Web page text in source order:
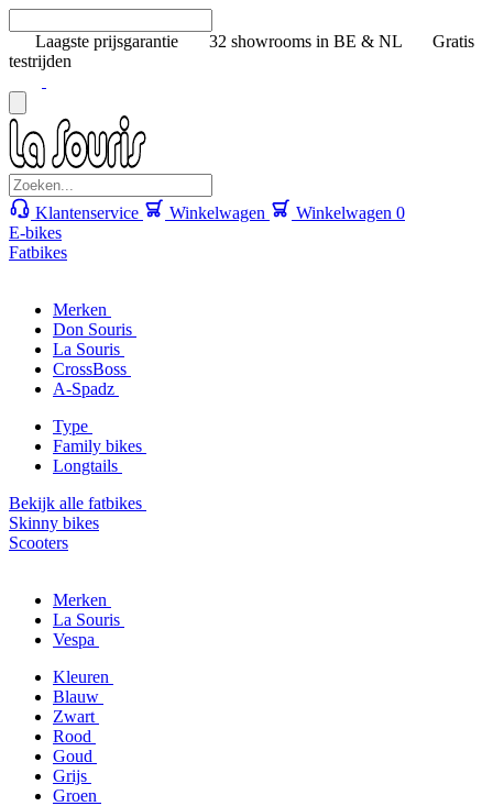
Laagste prijsgarantie 32 showrooms in BE & NL
Gratis
testrijden
Klantenservice Winkelwagen Winkelwagen 0
E-bikes
Fatbikes
Merken
Don Souris
La Souris
CrossBoss
A-Spadz
Type
Family bikes
Longtails
Bekijk alle fatbikes
Skinny bikes
Scooters
Merken
La Souris
Vespa
Kleuren
Blauw
Zwart
Rood
Goud
Grijs
Groen